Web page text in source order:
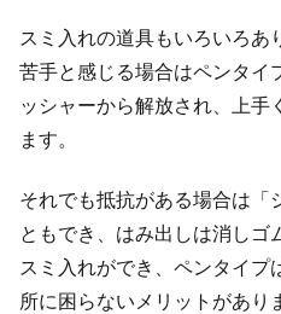
スミ入れの道具もいろいろあ
苦手と感じる場合はペンタイ
ッシャーから解放され、上手
ます。
それでも抵抗がある場合は「
ともでき、はみ出しは消しゴ
スミ入れができ、ペンタイプ
所に困らないメリットがあり